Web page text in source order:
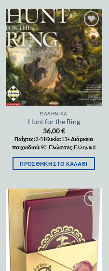
Add to
wishlist
ΕΛΛΗΝΙΚΆ
Hunt for the Ring
36,00€
Παίχτες:2-5Ηλικία:13+Διάρκεια
παιχνιδιού:90' Γλώσσες:Ελληνικά
ΠΡΟΣΘΉΚΗ ΣΤΟ ΚΑΛΆΘΙ
Add to